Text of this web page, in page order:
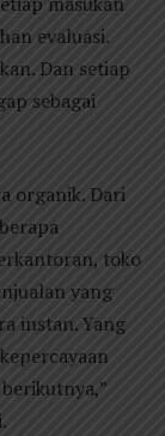
evaluasi.
Dan setiap
sebagai
organik. Dari
toko
yang
instan. Yang